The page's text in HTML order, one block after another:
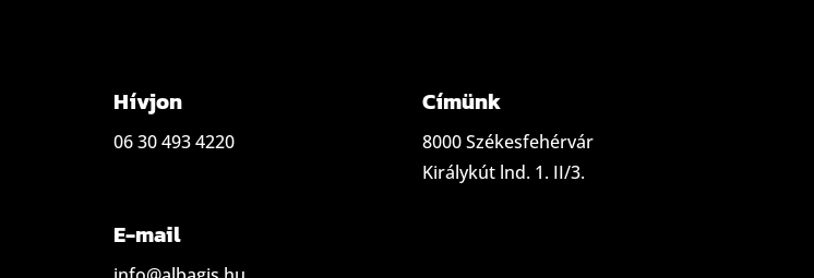
Hívjon
06 30 493 4220
E-mail
Címünk
8000 Székesfehérvár
Királykút lnd. 1. II/3.